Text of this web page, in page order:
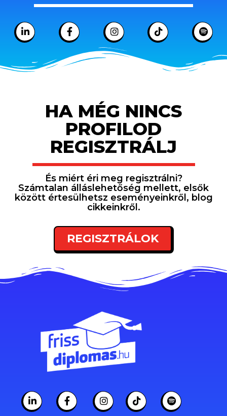
HA MÉG NINCS
PROFILOD
REGISZTRÁLJ
És miért éri meg regisztrálni?
Számtalan álláslehetőség mellett, elsők
között értesülhetsz eseményeinkről, blog
cikkeinkről.
REGISZTRÁLOK